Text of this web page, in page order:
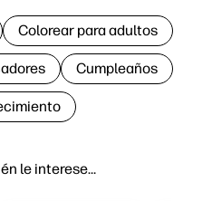
le interese…
Colorear para adultos
Cumpleaños